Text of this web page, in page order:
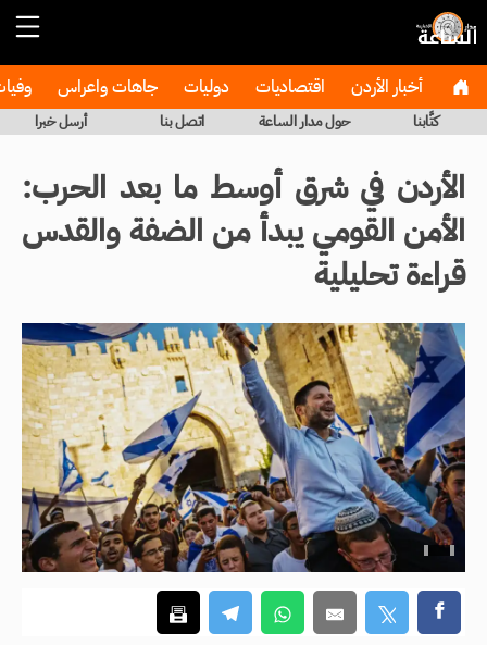
أخبار الأردن اقتصاديات دوليات جاهات واعراس
كتَّابنا حول مدار الساعة اتصل بنا أرسل خبرا
الأردن في شرق أوسط ما بعد الحرب:
الأمن القومي يبدأ من الضفة والقدس
قراءة تحليلية